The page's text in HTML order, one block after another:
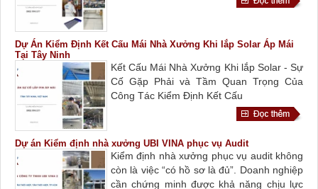
Dự Án Kiểm Định Kết Cấu Mái Nhà Xưởng Khi lắp Solar Áp Mái
Tại Tây Ninh
Kết Cấu Mái Nhà Xưởng Khi lắp Solar - Sự
Cố Gặp Phải và Tầm Quan Trọng Của
Công Tác Kiểm Định Kết Cấu
Dự án Kiểm định nhà xưởng UBI VINA phục vụ Audit
Kiểm định nhà xưởng phục vụ audit không
còn là việc “có hồ sơ là đủ”. Doanh nghiệp
cần chứng minh được khả năng chịu lực